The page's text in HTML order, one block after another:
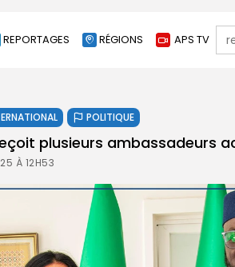
REPORTAGES RÉGIONS APS TV for:
POLITIQUE
plusieurs ambassadeurs
À 12H53